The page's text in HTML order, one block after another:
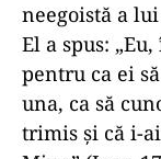
neegoistă a
El a spus:
pentru ca ei
una, ca să
trimis şi că i-